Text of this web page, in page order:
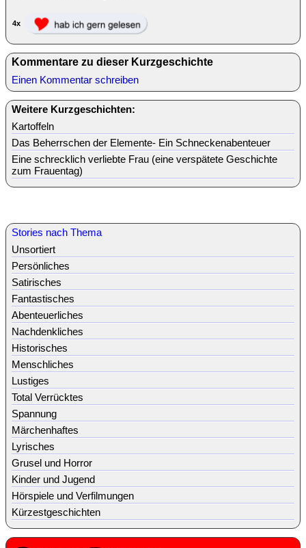
4x
Kommentare zu dieser Kurzgeschichte
Einen Kommentar schreiben
Weitere Kurzgeschichten:
Kartoffeln
Das Beherrschen der Elemente- Ein Schneckenabenteuer
Eine schrecklich verliebte Frau (eine verspätete Geschichte
zum Frauentag)
Stories nach Thema
Unsortiert
Persönliches
Satirisches
Fantastisches
Abenteuerliches
Nachdenkliches
Historisches
Menschliches
Lustiges
Total Verrücktes
Spannung
Märchenhaftes
Lyrisches
Grusel und Horror
Kinder und Jugend
Hörspiele und Verfilmungen
Kürzestgeschichten